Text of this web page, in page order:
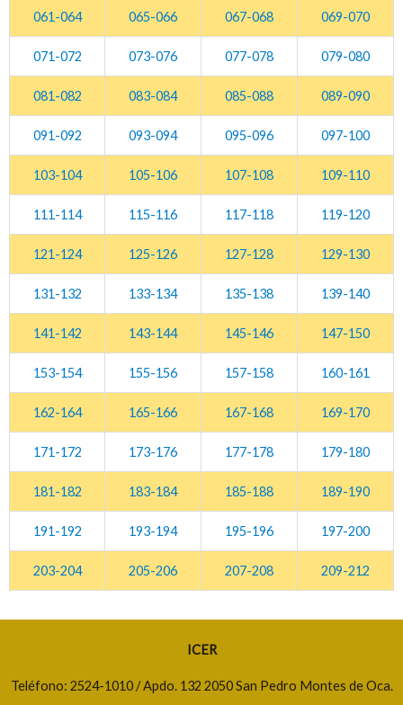
061-064 065-066 067-068 069-070
071-072 073-076 077-078 079-080
081-082 083-084 085-088 089-090
091-092 093-094 095-096 097-100
103-104 105-106 107-108 109-110
111-114 115-116 117-118 119-120
121-124 125-126 127-128 129-130
131-132 133-134 135-138 139-140
141-142 143-144 145-146 147-150
153-154 155-156 157-158 160-161
162-164 165-166 167-168 169-170
171-172 173-176 177-178 179-180
181-182 183-184 185-188 189-190
191-192 193-194 195-196 197-200
203-204 205-206 207-208 209-212
ICER
Teléfono: 2524-1010 / Apdo. 132 2050 San Pedro Montes de Oca.